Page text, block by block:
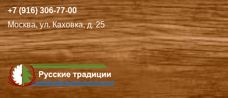
+7 (916) 306-77-00
Москва, ул. Каховка, д. 25